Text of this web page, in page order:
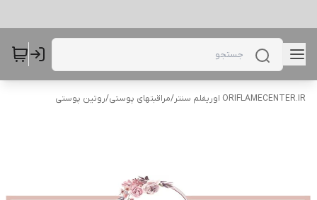
ORIFLAMECENTER.IR اوریفلم سنتر /مراقبتهای پوستی/روتین پوستی